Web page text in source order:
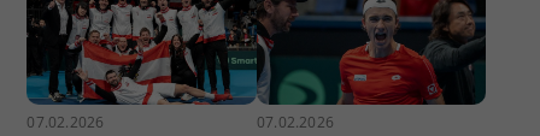
07.02.2026 07.02.2026